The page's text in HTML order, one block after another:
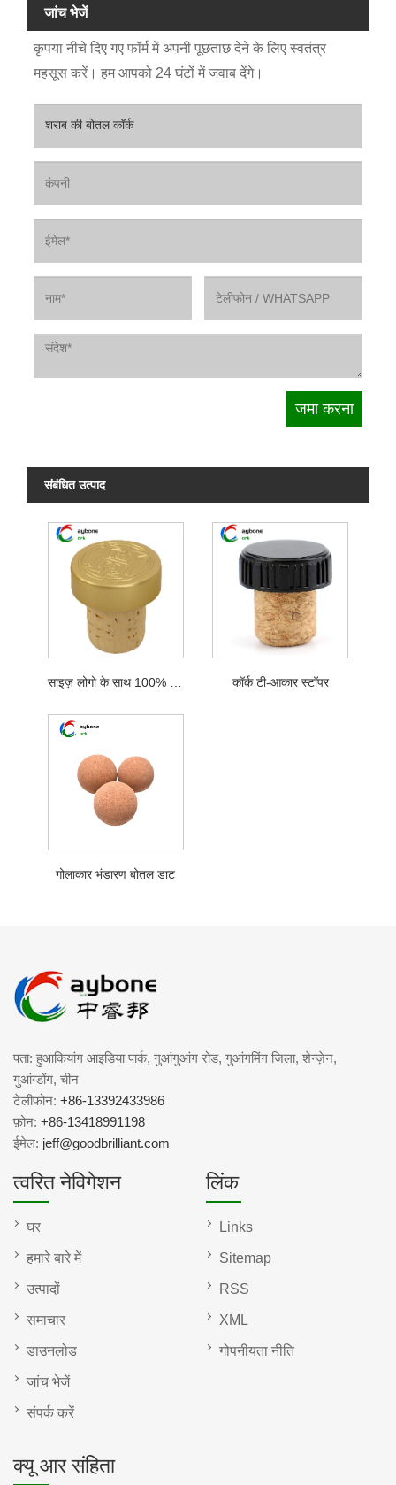
जांच भेजें
कृपया नीचे दिए गए फॉर्म में अपनी पूछताछ देने के लिए स्वतंत्र
महसूस करें। हम आपको 24 घंटों में जवाब देंगे।
संबंधित उत्पाद
कॉर्क टी-आकार स्टॉपर
गोलाकार भंडारण बोतल डाट
पता: हुआकियांग आइडिया पार्क, गुआंगुआंग रोड, गुआंगमिंग जिला, शेन्ज़ेन,
गुआंग्डोंग, चीन
टेलीफोन: +86-13392433986
फ़ोन: +86-13418991198
ईमेल: jeff@goodbrilliant.com
त्वरित नेविगेशन
घर
हमारे बारे में
उत्पादों
समाचार
डाउनलोड
जांच भेजें
संपर्क करें
लिंक
Links
Sitemap
RSS
XML
गोपनीयता नीति
क्यू आर संहिता